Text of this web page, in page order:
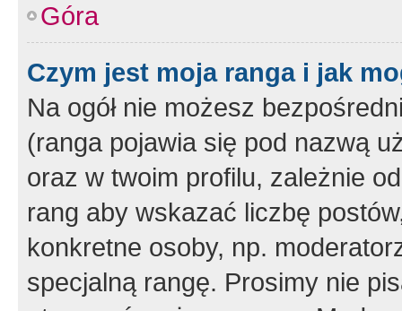
Góra
Czym jest moja ranga i jak
Na ogół nie możesz
(ranga pojawia się pod nazwą
oraz w twoim profilu, zależnie
rang aby wskazać liczbę
konkretne osoby, np.
specjalną rangę. Prosimy nie